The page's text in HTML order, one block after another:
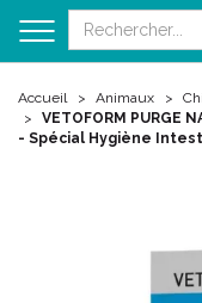
Accueil Animaux
VETOFORM PURGE
- Spécial Hygiène